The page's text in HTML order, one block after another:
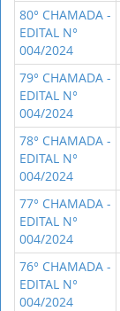
80° CHAMADA -
EDITAL N°
004/2024
79° CHAMADA -
EDITAL N°
004/2024
78° CHAMADA -
EDITAL N°
004/2024
77° CHAMADA -
EDITAL N°
004/2024
76° CHAMADA -
EDITAL N°
004/2024